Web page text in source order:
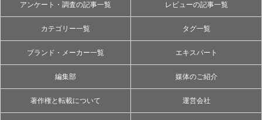
アンケート・調査の記事一覧 レビューの記事一覧
カテゴリー一覧 タグ一覧
ブランド・メーカー一覧 エキスパート
編集部 媒体のご紹介
著作権と転載について 運営会社